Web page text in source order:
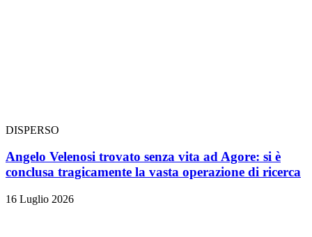
DISPERSO
Angelo Velenosi trovato senza vita ad Agore: si è
conclusa tragicamente la vasta operazione di ricerca
16 Luglio 2026